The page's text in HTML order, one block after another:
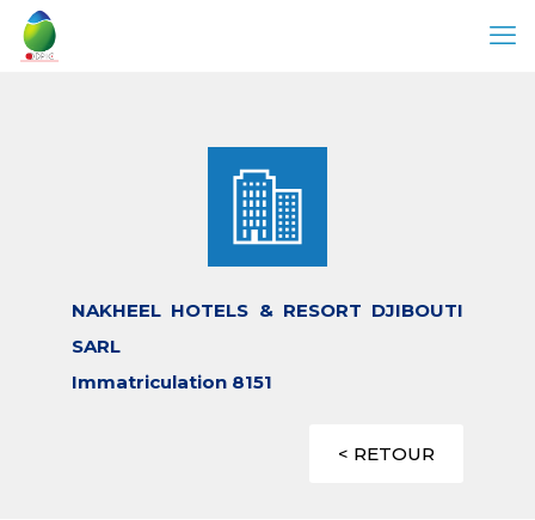
NAKHEEL HOTELS & RESORT DJIBOUTI
SARL
Immatriculation 8151
< RETOUR